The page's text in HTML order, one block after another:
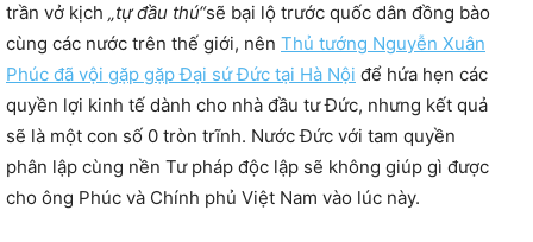
trần vở kịch „tự đầu thú“sẽ bại lộ trước quốc dân đồng bào
cùng các nước trên thế giới, nên Thủ tướng Nguyễn Xuân
Phúc đã vội gặp gặp Đại sứ Đức tại Hà Nội để hứa hẹn các
quyền lợi kinh tế dành cho nhà đầu tư Đức, nhưng kết quả
sẽ là một con số 0 tròn trĩnh. Nước Đức với tam quyền
phân lập cùng nền Tư pháp độc lập sẽ không giúp gì được
cho ông Phúc và Chính phủ Việt Nam vào lúc này.